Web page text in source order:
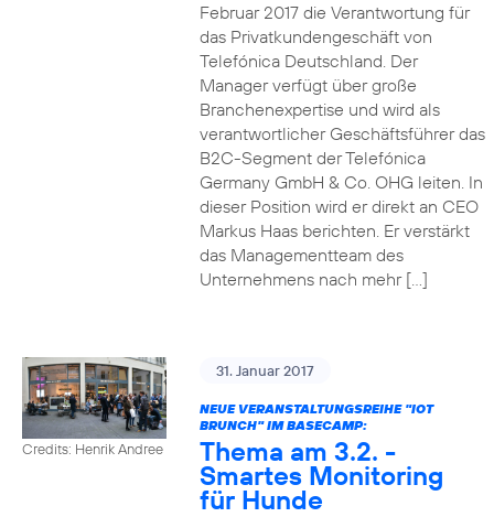
Februar 2017 die Verantwortung für
das Privatkundengeschäft von
Telefónica Deutschland. Der
Manager verfügt über große
Branchenexpertise und wird als
verantwortlicher Geschäftsführer das
B2C-Segment der Telefónica
Germany GmbH & Co. OHG leiten. In
dieser Position wird er direkt an CEO
Markus Haas berichten. Er verstärkt
das Managementteam des
Unternehmens nach mehr […]
Credits: Henrik Andree
31. Januar 2017
NEUE VERANSTALTUNGSREIHE "IOT
BRUNCH" IM BASECAMP:
Thema am 3.2. -
Smartes Monitoring
für Hunde